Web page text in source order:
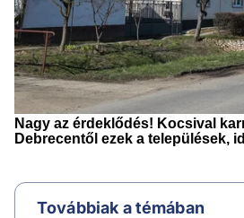
Továbbiak a témában